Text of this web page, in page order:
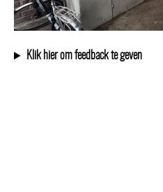
Klik hier om feedback te geven